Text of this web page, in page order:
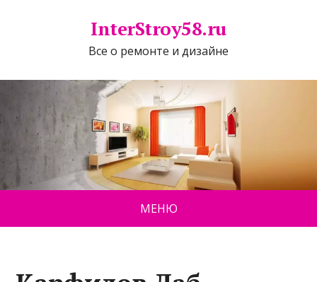
InterStroy58.ru
Все о ремонте и дизайне
МЕНЮ